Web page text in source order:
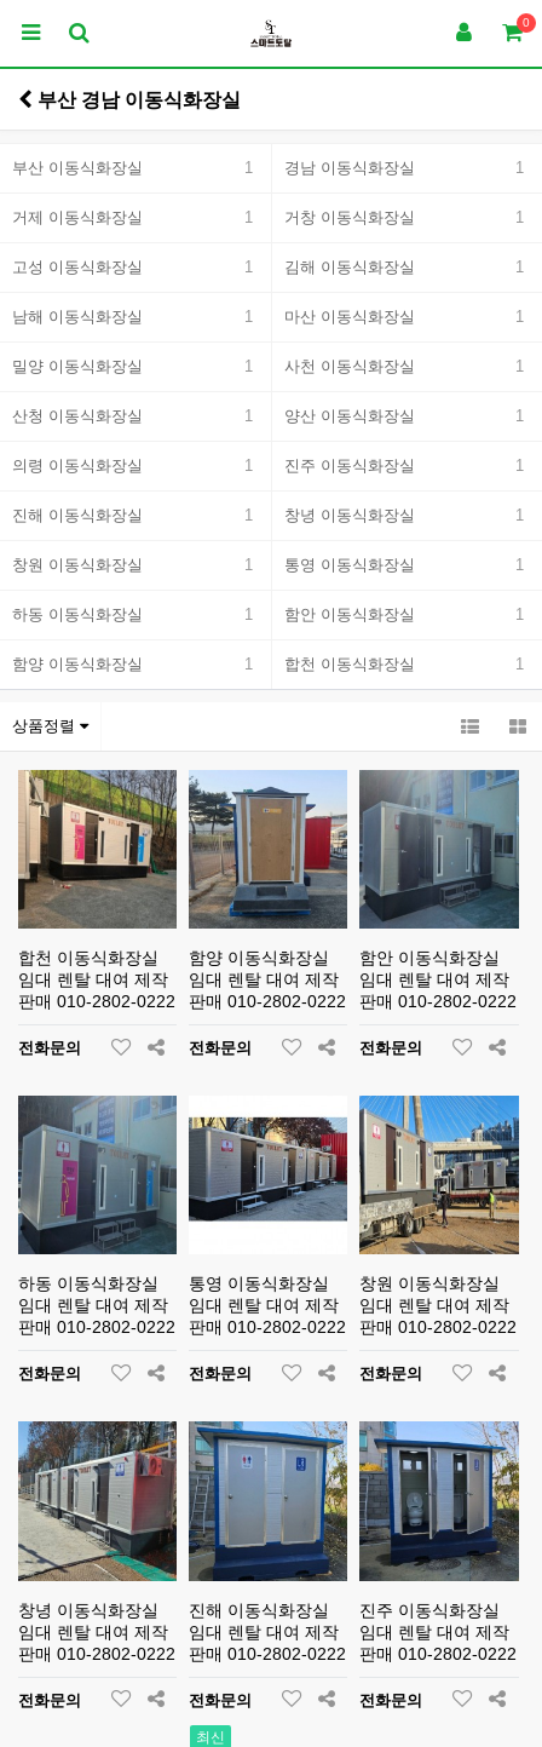
0
부산 경남 이동식화장실
부산 이동식화장실 1 경남 이동식화장실 1
거제 이동식화장실 1 거창 이동식화장실 1
고성 이동식화장실 1 김해 이동식화장실 1
남해 이동식화장실 1 마산 이동식화장실 1
밀양 이동식화장실 1 사천 이동식화장실 1
산청 이동식화장실 1 양산 이동식화장실 1
의령 이동식화장실 1 진주 이동식화장실 1
진해 이동식화장실 1 창녕 이동식화장실 1
창원 이동식화장실 1 통영 이동식화장실 1
하동 이동식화장실 1 함안 이동식화장실 1
함양 이동식화장실 1 합천 이동식화장실 1
상품정렬
합천 이동식화장실
임대 렌탈 대여 제작
판매 010-2802-0222
전화문의
함양 이동식화장실
임대 렌탈 대여 제작
판매 010-2802-0222
전화문의
함안 이동식화장실
임대 렌탈 대여 제작
판매 010-2802-0222
전화문의
하동 이동식화장실
임대 렌탈 대여 제작
판매 010-2802-0222
전화문의
통영 이동식화장실
임대 렌탈 대여 제작
판매 010-2802-0222
전화문의
창원 이동식화장실
임대 렌탈 대여 제작
판매 010-2802-0222
전화문의
창녕 이동식화장실
임대 렌탈 대여 제작
판매 010-2802-0222
전화문의
진해 이동식화장실
임대 렌탈 대여 제작
판매 010-2802-0222
전화문의
최신
진주 이동식화장실
임대 렌탈 대여 제작
판매 010-2802-0222
전화문의